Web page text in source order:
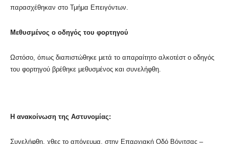
παρασχέθηκαν στο Τμήμα Επειγόντων.
Μεθυσμένος ο οδηγός του φορτηγού
Ωστόσο, όπως διαπιστώθηκε μετά το απαραίτητο αλκοτέστ ο οδηγός
του φορτηγού βρέθηκε μεθυσμένος και συνελήφθη.
Η ανακοίνωση της Αστυνομίας:
Συνελήφθη, χθες το απόγευμα, στην Επαρχιακή Οδό Βόνιτσας –